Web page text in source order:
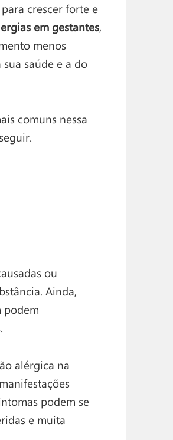
crescer forte e
em gestantes,
menos
saúde e a do
comuns nessa
ou
Ainda,
podem
alérgica na
podem se
e muita